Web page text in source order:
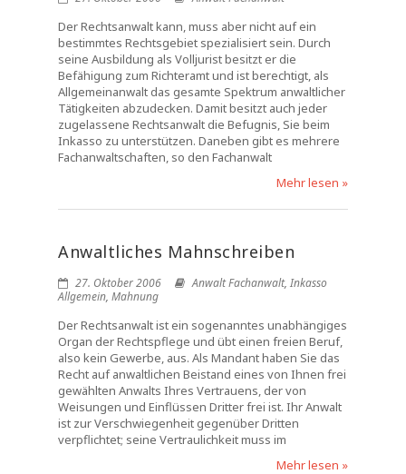
Der Rechtsanwalt kann, muss aber nicht auf ein
bestimmtes Rechtsgebiet spezialisiert sein. Durch
seine Ausbildung als Volljurist besitzt er die
Befähigung zum Richteramt und ist berechtigt, als
Allgemeinanwalt das gesamte Spektrum anwaltlicher
Tätigkeiten abzudecken. Damit besitzt auch jeder
zugelassene Rechtsanwalt die Befugnis, Sie beim
Inkasso zu unterstützen. Daneben gibt es mehrere
Fachanwaltschaften, so den Fachanwalt
Mehr lesen »
Anwaltliches Mahnschreiben
27. Oktober 2006 Anwalt Fachanwalt, Inkasso
Allgemein, Mahnung
Der Rechtsanwalt ist ein sogenanntes unabhängiges
Organ der Rechtspflege und übt einen freien Beruf,
also kein Gewerbe, aus. Als Mandant haben Sie das
Recht auf anwaltlichen Beistand eines von Ihnen frei
gewählten Anwalts Ihres Vertrauens, der von
Weisungen und Einflüssen Dritter frei ist. Ihr Anwalt
ist zur Verschwiegenheit gegenüber Dritten
verpflichtet; seine Vertraulichkeit muss im
Mehr lesen »